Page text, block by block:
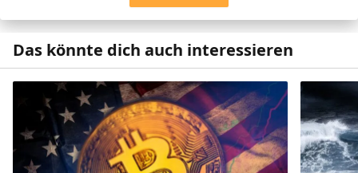
Das könnte dich auch interessieren